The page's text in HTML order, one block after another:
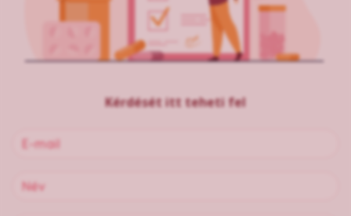
Kérdését itt teheti fel